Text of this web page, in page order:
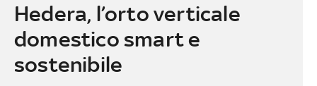
Hedera, l’orto verticale
domestico smart e
sostenibile